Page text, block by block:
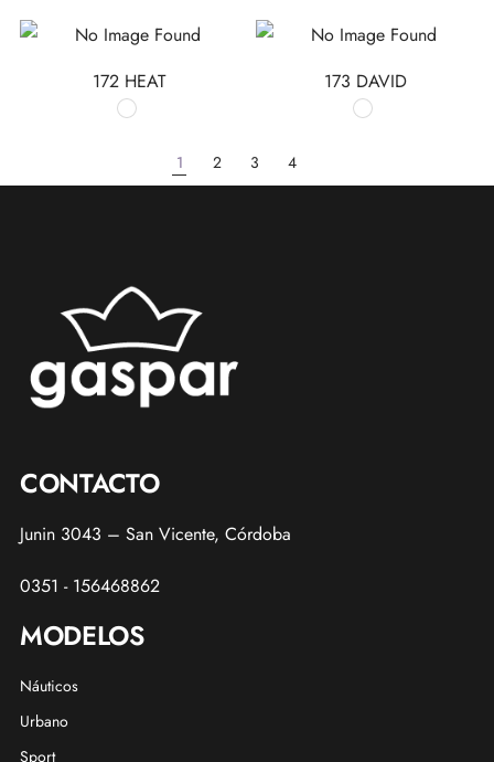
172 HEAT 173 DAVID
1 2 3 4
CONTACTO
Junin 3043 – San Vicente, Córdoba
0351 - 156468862
MODELOS
Náuticos
Urbano
Sport